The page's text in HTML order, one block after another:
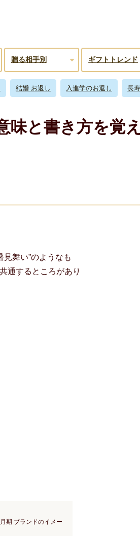
贈る相手別 ギフトトレンド
結婚 お返し 入進学のお返し 長
味と書き方を覚
見舞い”のようなも
通するところがあり
期 ブランドのイメー